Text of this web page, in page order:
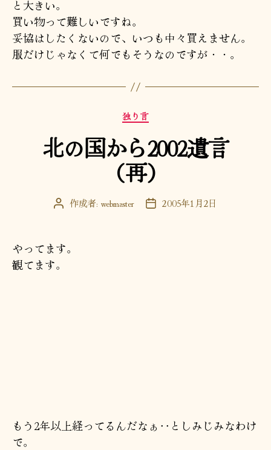
と大きい。
買い物って難しいですね。
妥協はしたくないので、いつも中々買えません。
服だけじゃなくて何でもそうなのですが・・。
カ
テ
ゴ
リ
ー
独り言
北の国から2002遺言
（再）
投 作成者: webmaster
投 2005年1月2日
やってます。
観てます。
もう2年以上経ってるんだなぁ･･としみじみなわけ
で。